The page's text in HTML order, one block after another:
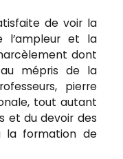
de voir la
l’ampleur et la
dont
mépris de la
pierre
tout autant
et du devoir des
la formation de